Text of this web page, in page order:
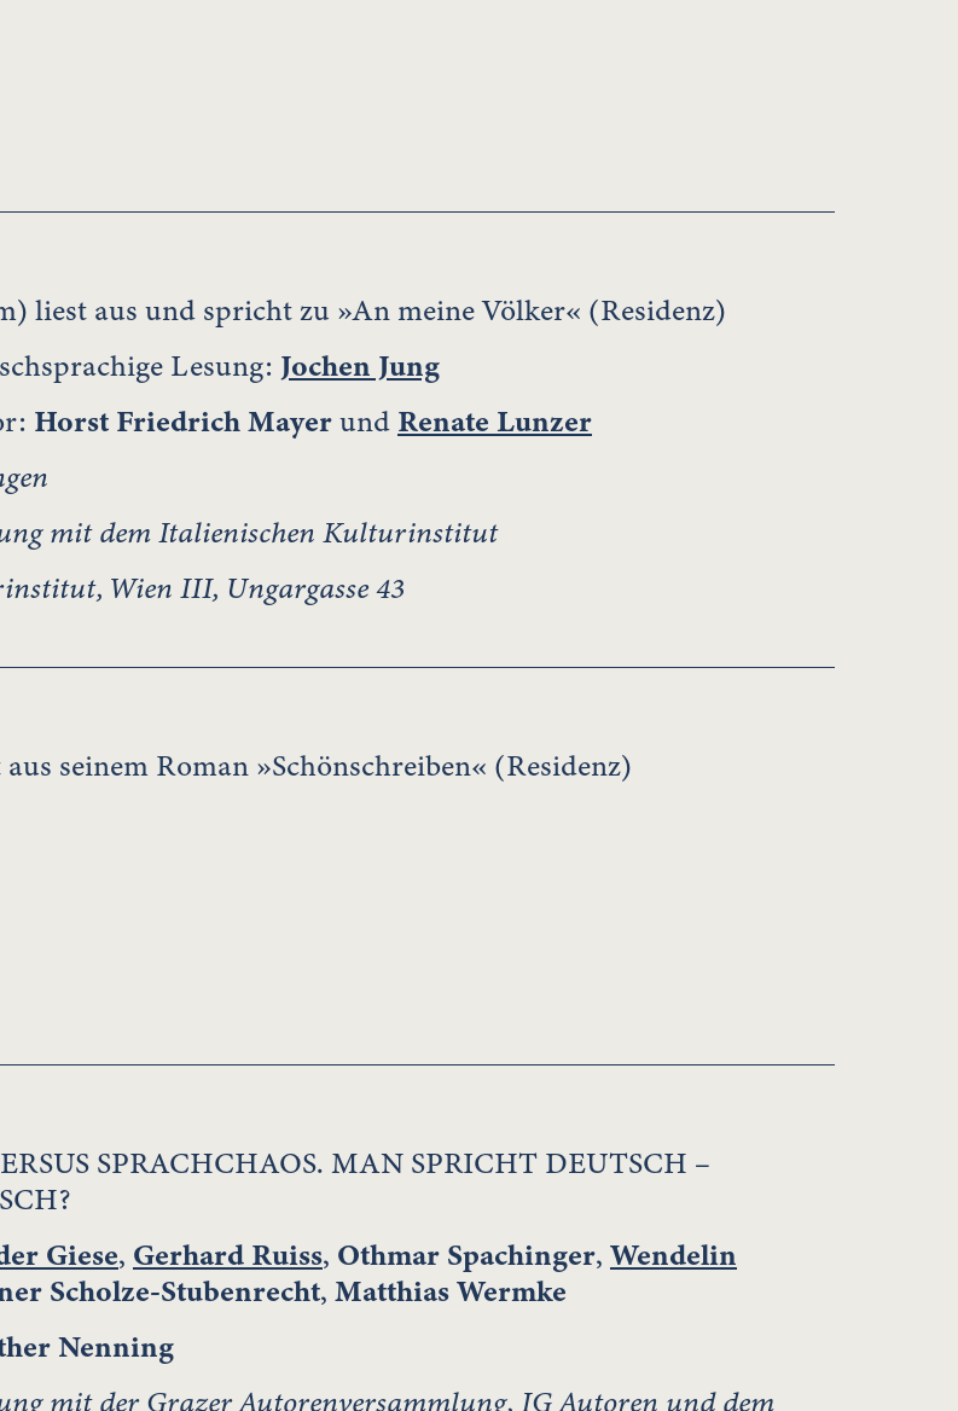
liest aus und spricht zu »An meine Völker« (Residenz)
Lesung: Jochen Jung
Horst Friedrich Mayerund Renate Lunzer
mit dem Italienischen Kulturinstitut
Wien III, Ungargasse 43
seinem Roman »Schönschreiben« (Residenz)
SPRACHCHAOS. MAN SPRICHT DEUTSCH –
Giese, Gerhard Ruiss, Othmar Spachinger, Wendelin
Scholze-Stubenrecht, Matthias Wermke
Nenning